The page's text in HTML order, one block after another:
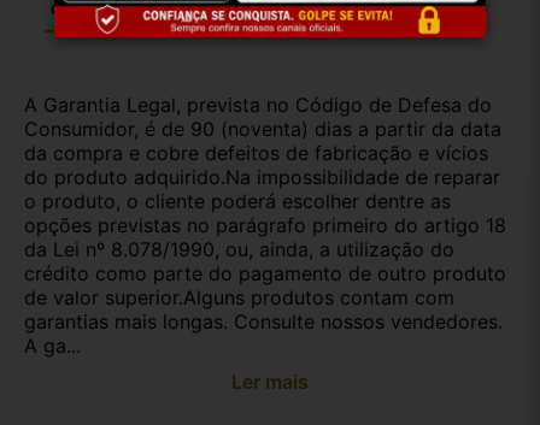
Garantia Certificado de Procedência Troca e Devolução
A Garantia Legal, prevista no Código de Defesa do
Consumidor, é de 90 (noventa) dias a partir da data
da compra e cobre defeitos de fabricação e vícios
do produto adquirido.Na impossibilidade de reparar
o produto, o cliente poderá escolher dentre as
opções previstas no parágrafo primeiro do artigo 18
da Lei nº 8.078/1990, ou, ainda, a utilização do
crédito como parte do pagamento de outro produto
de valor superior.Alguns produtos contam com
garantias mais longas. Consulte nossos vendedores.
A ga...
Ler mais